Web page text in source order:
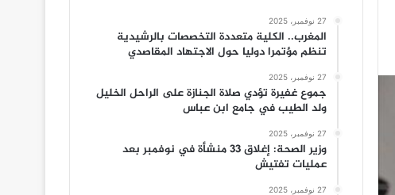
27 نوفمبر، 2025
المغرب.. الكلية متعددة التخصصات بالرشيدية
تنظم مؤتمرا دوليا حول الاجتهاد المقاصدي
27 نوفمبر، 2025
جموع غفيرة تؤدي صلاة الجنازة على الراحل الخليل
ولد الطيب في جامع ابن عباس
27 نوفمبر، 2025
وزير الصحة: إغلاق 33 منشأة في نوفمبر بعد
عمليات تفتيش
27 نوفمبر، 2025